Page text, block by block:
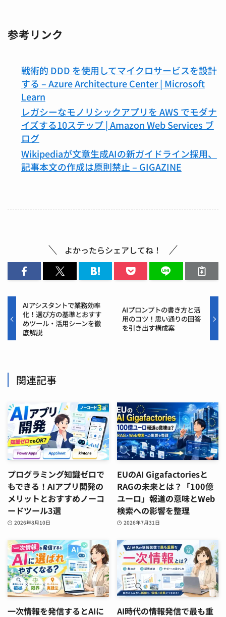
参考リンク
戦術的 DDD を使用してマイクロサービスを設計
する – Azure Architecture Center | Microsoft
Learn
レガシーなモノリシックアプリを AWS でモダナ
イズする10ステップ | Amazon Web Services ブ
ログ
Wikipediaが文章生成AIの新ガイドライン採用、
記事本文の作成は原則禁止 – GIGAZINE
よかったらシェアしてね！
AIアシスタントで業務効率
化！選び方の基準とおすす
めツール・活用シーンを徹
底解説
AIプロンプトの書き方と活
用のコツ！思い通りの回答
を引き出す構成案
関連記事
プログラミング知識ゼロで
もできる！AIアプリ開発の
メリットとおすすめノーコ
ードツール3選
2026年8月10日
EUのAI Gigafactoriesと
RAGの未来とは？「100億
ユーロ」報道の意味とWeb
検索への影響を整理
2026年7月31日
一次情報を発信するとAIに
AI時代の情報発信で最も重